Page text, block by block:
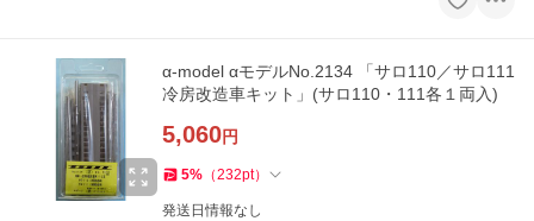
α-model αモデルNo.2134 「サロ110／サロ111
冷房改造車キット」(サロ110・111各１両入)
5,060円
5% （232pt）
発送日情報なし